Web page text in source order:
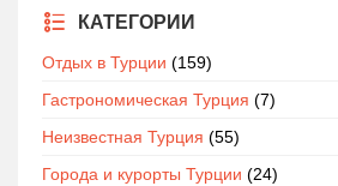
КАТЕГОРИИ
Отдых в Турции (159)
Гастрономическая Турция (7)
Неизвестная Турция (55)
Города и курорты Турции (24)